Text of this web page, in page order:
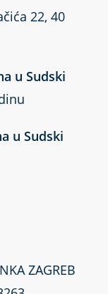
22, 40
u Sudski
u Sudski
ZAGREB